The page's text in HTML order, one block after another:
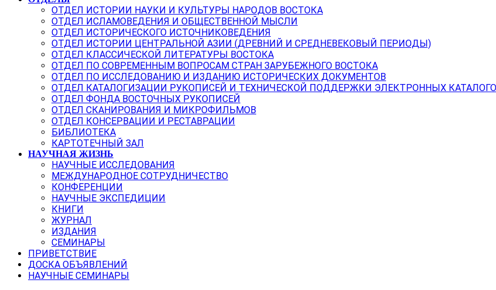
ОТДЕЛ ИСТОРИИ НАУКИ И КУЛЬТУРЫ НАРОДОВ ВОСТОКА
ОТДЕЛ ИСЛАМОВЕДЕНИЯ И ОБЩЕСТВЕННОЙ МЫСЛИ
ОТДЕЛ ИСТОРИЧЕСКОГО ИСТОЧНИКОВЕДЕНИЯ
ОТДЕЛ ИСТОРИИ ЦЕНТРАЛЬНОЙ АЗИИ (ДРЕВНИЙ И СРЕДНЕВЕКОВЫЙ ПЕРИОДЫ)
ОТДЕЛ КЛАССИЧЕСКОЙ ЛИТЕРАТУРЫ ВОСТОКА
ОТДЕЛ ПО СОВРЕМЕННЫМ ВОПРОСАМ СТРАН ЗАРУБЕЖНОГО ВОСТОКА
ОТДЕЛ ПО ИССЛЕДОВАНИЮ И ИЗДАНИЮ ИСТОРИЧЕСКИХ ДОКУМЕНТОВ
ОТДЕЛ КАТАЛОГИЗАЦИИ РУКОПИСЕЙ И ТЕХНИЧЕСКОЙ ПОДДЕРЖКИ ЭЛЕКТРОННЫХ
ОТДЕЛ ФОНДА ВОСТОЧНЫХ РУКОПИСЕЙ
ОТДЕЛ СКАНИРОВАНИЯ И МИКРОФИЛЬМОВ
ОТДЕЛ КОНСЕРВАЦИИ И РЕСТАВРАЦИИ
БИБЛИОТЕКА
КАРТОТЕЧНЫЙ ЗАЛ
НАУЧНАЯ ЖИЗНЬ
НАУЧНЫЕ ИССЛЕДОВАНИЯ
МЕЖДУНАРОДНОЕ СОТРУДНИЧЕСТВО
КОНФЕРЕНЦИИ
НАУЧНЫЕ ЭКСПЕДИЦИИ
КНИГИ
ЖУРНАЛ
ИЗДАНИЯ
СЕМИНАРЫ
ПРИВЕТСТВИЕ
ДОСКА ОБЪЯВЛЕНИЙ
НАУЧНЫЕ СЕМИНАРЫ